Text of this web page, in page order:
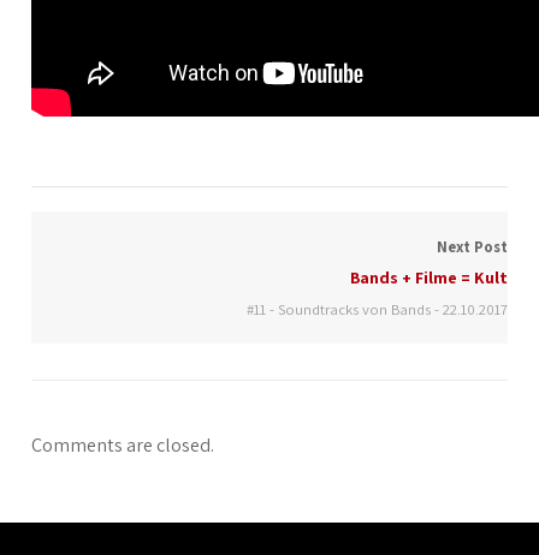
Next Post
Bands + Filme = Kult
#11 - Soundtracks von Bands - 22.10.2017
Comments are closed.